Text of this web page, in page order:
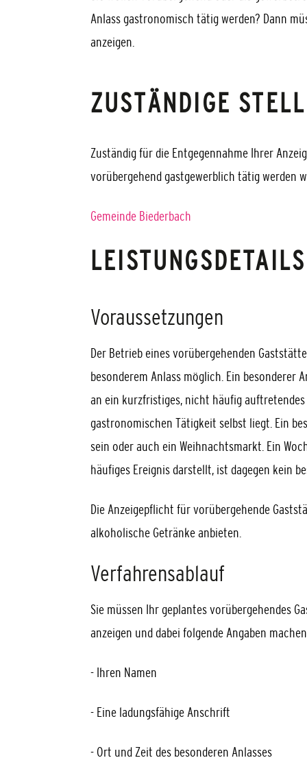
Anlass gastronomisch tätig werden? Dann
anzeigen.
ZUSTÄNDIGE
Zuständig für die Entgegennahme Ihrer
vorübergehend gastgewerblich tätig werden
Gemeinde Biederbach
LEISTUNGSDETAILS
Voraussetzungen
Der Betrieb eines vorübergehenden
besonderem Anlass möglich. Ein besonderer
an ein kurzfristiges, nicht häufig
gastronomischen Tätigkeit selbst liegt. Ein
sein oder auch ein Weihnachtsmarkt. Ein
häufiges Ereignis darstellt, ist dagegen kein
Die Anzeigepflicht für vorübergehende
alkoholische Getränke anbieten.
Verfahrensablauf
Sie müssen Ihr geplantes vorübergehendes
anzeigen und dabei folgende Angaben
- Ihren Namen
- Eine ladungsfähige Anschrift
- Ort und Zeit des besonderen Anlasses